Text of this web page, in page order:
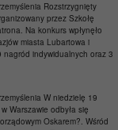
Rozstrzygnięty
przez Szkołę
Na konkurs wpłynęło
miasta Lubartowa i
nagród indywidualnych oraz 3
W niedzielę 19
Warszawie odbyła się
Oskarem?. Wśród